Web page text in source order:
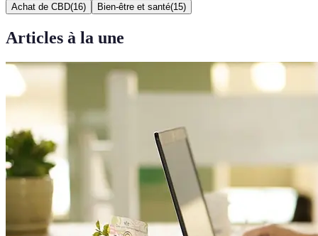
Achat de CBD(16) Bien-être et santé(15)
Articles à la une